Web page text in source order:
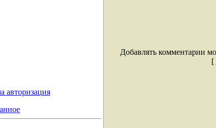
авторизация
Добавлять комментарии
[